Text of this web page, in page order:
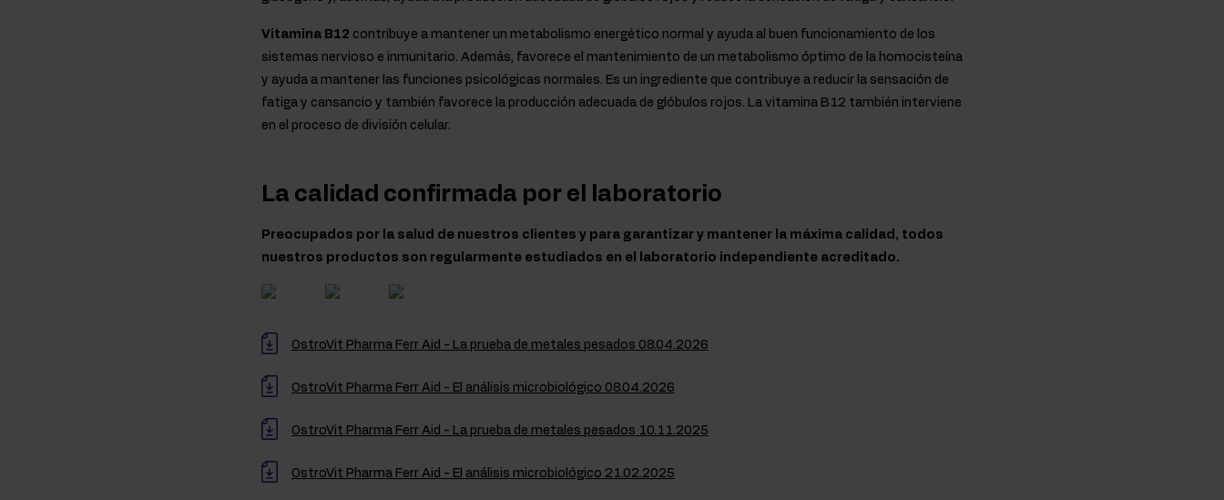
Vitamina B12 contribuye a mantener un metabolismo energético normal y ayuda al buen funcionamiento de los
sistemas nervioso e inmunitario. Además, favorece el mantenimiento de un metabolismo óptimo de la homocisteína
y ayuda a mantener las funciones psicológicas normales. Es un ingrediente que contribuye a reducir la sensación de
fatiga y cansancio y también favorece la producción adecuada de glóbulos rojos. La vitamina B12 también interviene
en el proceso de división celular.
La calidad confirmada por el laboratorio
Preocupados por la salud de nuestros clientes y para garantizar y mantener la máxima calidad, todos
nuestros productos son regularmente estudiados en el laboratorio independiente acreditado.
OstroVit Pharma Ferr Aid - La prueba de metales pesados 08.04.2026
OstroVit Pharma Ferr Aid - El análisis microbiológico 08.04.2026
OstroVit Pharma Ferr Aid - La prueba de metales pesados 10.11.2025
OstroVit Pharma Ferr Aid - El análisis microbiológico 21.02.2025